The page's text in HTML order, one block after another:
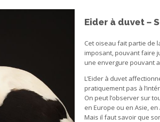
Eider à duvet –
Cet oiseau fait partie de
imposant, pouvant faire
une envergure pouvant
L’Eider à duvet
pratiquement pas à
On peut l’observer sur
en Europe ou en Asie,
Mais il faut savoir que